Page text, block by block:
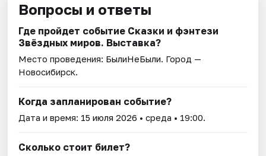
Вопросы и ответы
Где пройдет событие Сказки и фэнтези
Звёздных миров. Выставка?
Место проведения: БылиНеБыли. Город —
Новосибирск.
Когда запланирован событие?
Дата и время: 15 июля 2026 • среда • 19:00.
Сколько стоит билет?